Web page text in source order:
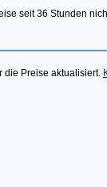
seit 36 Stunden
die Preise aktualisiert.